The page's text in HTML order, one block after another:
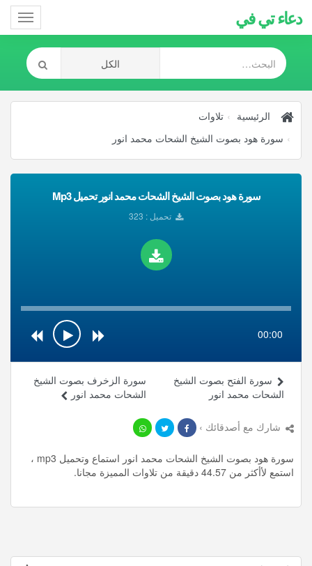
دعاء تي في
الرئيسية
تلاوات
سورة هود بصوت الشيخ الشحات محمد انور
سورة هود بصوت الشيخ الشحات محمد انور تحميل Mp3
تحميل : 323
00:00
سورة الزخرف بصوت الشيخ
الشحات محمد انور
سورة الفتح بصوت الشيخ
الشحات محمد انور
شارك مع أصدقائك ›
سورة هود بصوت الشيخ الشحات محمد انور استماع وتحميل mp3 ،
استمع لأأكثر من 44.57 دقيقة من تلاوات المميزة مجانا.